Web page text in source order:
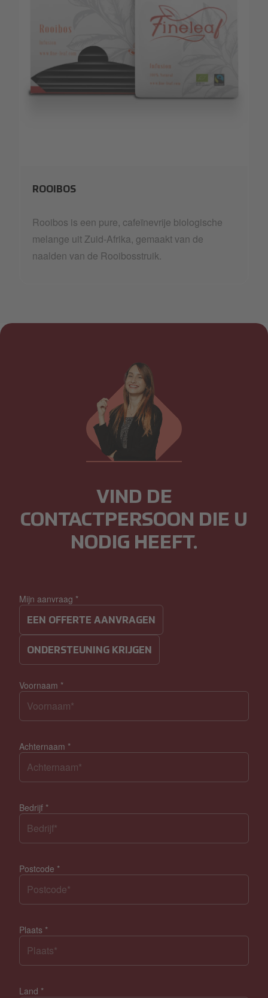
ROOIBOS
Rooibos is een pure, cafeïnevrije biologische
melange uit Zuid-Afrika, gemaakt van de
naalden van de Rooibosstruik.
Mijn aanvraag *
EEN OFFERTE AANVRAGEN
ONDERSTEUNING KRIJGEN
Voornaam *
Achternaam *
Bedrijf *
Postcode *
Plaats *
Land *
VIND DE
CONTACTPERSOON DIE U
NODIG HEEFT.